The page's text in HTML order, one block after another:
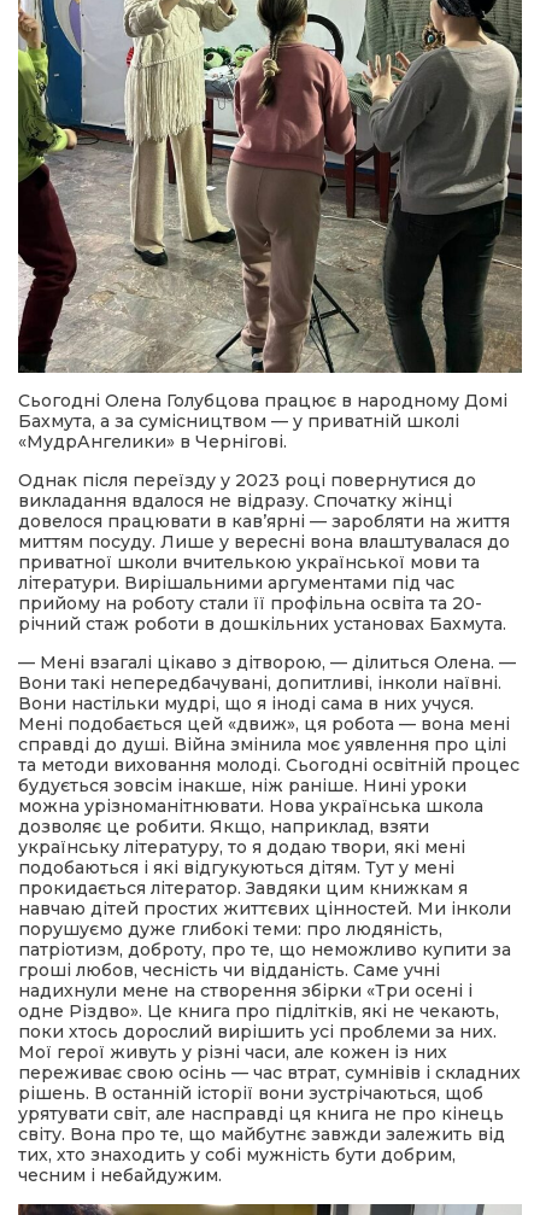
Сьогодні Олена Голубцова працює в народному Домі
Бахмута, а за сумісництвом — у приватній школі
«МудрАнгелики» в Чернігові.
Однак після переїзду у 2023 році повернутися до
викладання вдалося не відразу. Спочатку жінці
довелося працювати в кав’ярні — заробляти на життя
миттям посуду. Лише у вересні вона влаштувалася до
приватної школи вчителькою української мови та
літератури. Вирішальними аргументами під час
прийому на роботу стали її профільна освіта та 20-
річний стаж роботи в дошкільних установах Бахмута.
— Мені взагалі цікаво з дітворою, — ділиться Олена. —
Вони такі непередбачувані, допитливі, інколи наївні.
Вони настільки мудрі, що я іноді сама в них учуся.
Мені подобається цей «движ», ця робота — вона мені
справді до душі. Війна змінила моє уявлення про цілі
та методи виховання молоді. Сьогодні освітній процес
будується зовсім інакше, ніж раніше. Нині уроки
можна урізноманітнювати. Нова українська школа
дозволяє це робити. Якщо, наприклад, взяти
українську літературу, то я додаю твори, які мені
подобаються і які відгукуються дітям. Тут у мені
прокидається літератор. Завдяки цим книжкам я
навчаю дітей простих життєвих цінностей. Ми інколи
порушуємо дуже глибокі теми: про людяність,
патріотизм, доброту, про те, що неможливо купити за
гроші любов, чесність чи відданість. Саме учні
надихнули мене на створення збірки «Три осені і
одне Різдво». Це книга про підлітків, які не чекають,
поки хтось дорослий вирішить усі проблеми за них.
Мої герої живуть у різні часи, але кожен із них
переживає свою осінь — час втрат, сумнівів і складних
рішень. В останній історії вони зустрічаються, щоб
урятувати світ, але насправді ця книга не про кінець
світу. Вона про те, що майбутнє завжди залежить від
тих, хто знаходить у собі мужність бути добрим,
чесним і небайдужим.